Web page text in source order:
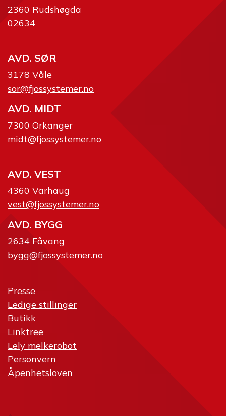
2360 Rudshøgda
02634
AVD. SØR
3178 Våle
sor@fjossystemer.no
AVD. MIDT
7300 Orkanger
midt@fjossystemer.no
AVD. VEST
4360 Varhaug
vest@fjossystemer.no
AVD. BYGG
2634 Fåvang
bygg@fjossystemer.no
Presse
Ledige stillinger
Butikk
Linktree
Lely melkerobot
Personvern
Åpenhetsloven